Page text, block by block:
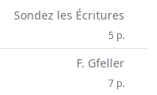
Sondez les Écritures
5 p.
F. Gfeller
7 p.